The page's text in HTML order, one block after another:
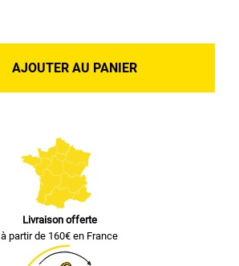
AJOUTER AU PANIER
Livraison offerte
à partir de 160€ en France